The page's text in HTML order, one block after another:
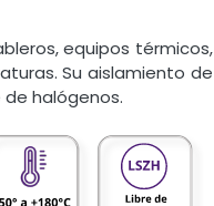
tableros, equipos térmicos,
Su aislamiento de
halógenos.